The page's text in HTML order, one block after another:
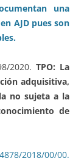
una
AJD pues son
2020. TPO: La
adquisitiva,
no sujeta a la
de
2018/00/00.